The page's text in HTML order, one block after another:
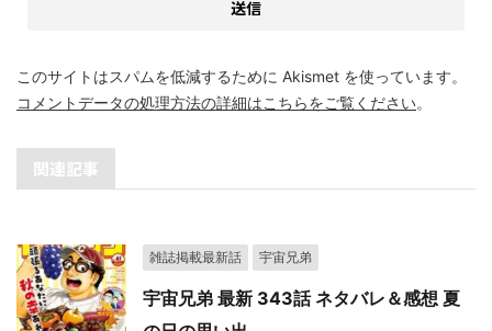
このサイトはスパムを低減するために Akismet を使っています。
コメントデータの処理方法の詳細はこちらをご覧ください。
関連記事
雑誌掲載最新話 宇宙兄弟
宇宙兄弟 最新 343話 ネタバレ＆感想 夏